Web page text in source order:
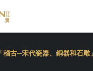
「稽古─宋代瓷器、銅器和石雕